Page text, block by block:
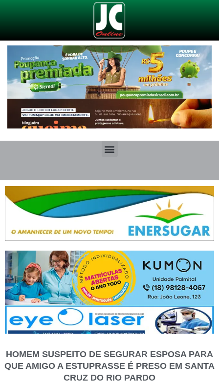
HOMEM SUSPEITO DE SEGURAR ESPOSA PARA
QUE AMIGO A ESTUPRASSE É PRESO EM SANTA
CRUZ DO RIO PARDO